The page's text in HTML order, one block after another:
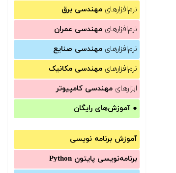
نرم‌افزارهای مهندسی برق
نرم‌افزارهای مهندسی عمران
نرم‌افزارهای مهندسی صنایع
نرم‌افزارهای مهندسی مکانیک
ابزارهای مهندسی کامپیوتر
● آموزش‌های رایگان
آموزش برنامه نویسی
برنامه‌نویسی پایتون Python